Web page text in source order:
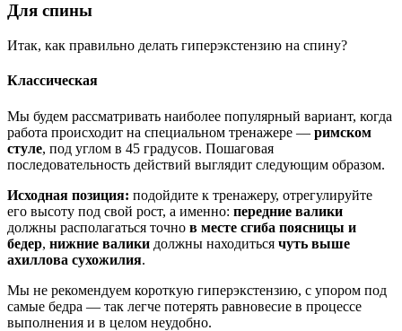
Для спины
Итак, как правильно делать гиперэкстензию на спину?
Классическая
Мы будем рассматривать наиболее популярный вариант, когда
работа происходит на специальном тренажере — римском
стуле, под углом в 45 градусов. Пошаговая
последовательность действий выглядит следующим образом.
Исходная позиция: подойдите к тренажеру, отрегулируйте
его высоту под свой рост, а именно: передние валики
должны располагаться точно в месте сгиба поясницы и
бедер, нижние валики должны находиться чуть выше
ахиллова сухожилия.
Мы не рекомендуем короткую гиперэкстензию, с упором под
самые бедра — так легче потерять равновесие в процессе
выполнения и в целом неудобно.